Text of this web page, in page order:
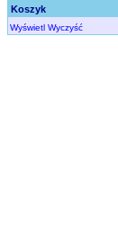
Koszyk
Wyświetl Wyczyść